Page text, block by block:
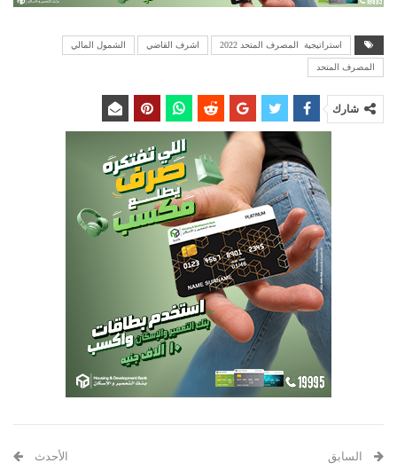
استراتيجية المصرف المتحد 2022 اشرف القاضي الشمول المالي
المصرف المتحد
شارك
السابق الأحدث